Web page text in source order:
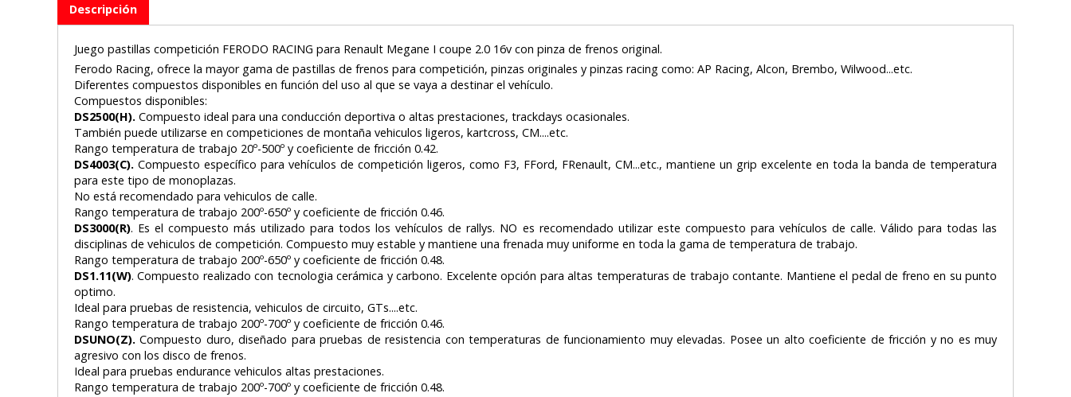
Descripción
Juego pastillas competición FERODO RACING para Renault Megane I coupe 2.0 16v con pinza de frenos original.
Ferodo Racing, ofrece la mayor gama de pastillas de frenos para competición, pinzas originales y pinzas racing como: AP Racing, Alcon, Brembo, Wilwood...etc.
Diferentes compuestos disponibles en función del uso al que se vaya a destinar el vehículo.
Compuestos disponibles:
DS2500(H). Compuesto ideal para una conducción deportiva o altas prestaciones, trackdays ocasionales.
También puede utilizarse en competiciones de montaña vehiculos ligeros, kartcross, CM....etc.
Rango temperatura de trabajo 20º-500º y coeficiente de fricción 0.42.
DS4003(C). Compuesto específico para vehículos de competición ligeros, como F3, FFord, FRenault, CM...etc., mantiene un grip excelente en toda la banda de temperatura
para este tipo de monoplazas.
No está recomendado para vehiculos de calle.
Rango temperatura de trabajo 200º-650º y coeficiente de fricción 0.46.
DS3000(R). Es el compuesto más utilizado para todos los vehículos de rallys. NO es recomendado utilizar este compuesto para vehículos de calle. Válido para todas las
disciplinas de vehiculos de competición. Compuesto muy estable y mantiene una frenada muy uniforme en toda la gama de temperatura de trabajo.
Rango temperatura de trabajo 200º-650º y coeficiente de fricción 0.48.
DS1.11(W). Compuesto realizado con tecnologia cerámica y carbono. Excelente opción para altas temperaturas de trabajo contante. Mantiene el pedal de freno en su punto
optimo.
Ideal para pruebas de resistencia, vehiculos de circuito, GTs....etc.
Rango temperatura de trabajo 200º-700º y coeficiente de fricción 0.46.
DSUNO(Z). Compuesto duro, diseñado para pruebas de resistencia con temperaturas de funcionamiento muy elevadas. Posee un alto coeficiente de fricción y no es muy
agresivo con los disco de frenos.
Ideal para pruebas endurance vehiculos altas prestaciones.
Rango temperatura de trabajo 200º-700º y coeficiente de fricción 0.48.